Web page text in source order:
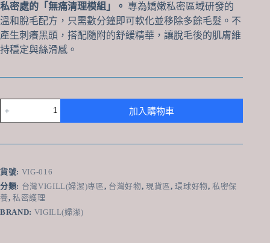
$298.00.
$248.00.
私密處的「無痛清理模組」。 專為嬌嫩私密區域研發的
溫和脫毛配方，只需數分鐘即可軟化並移除多餘毛髮。不
產生刺癢黑頭，搭配隨附的舒緩精華，讓脫毛後的肌膚維
持穩定與絲滑感。
婦
瞬
淨
光
滑
脫
加入購物車
貨號: VIG-016
分類: 台灣VIGILL(婦潔)專區, 台灣好物, 現貨區,環球好物,私密保
養, 私密護理
BRAND: VIGILL(婦潔)